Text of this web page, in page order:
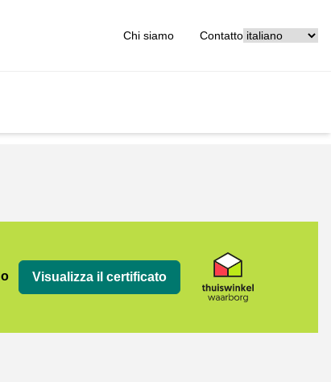
Chi siamo Contatto
Visualizza il certificato